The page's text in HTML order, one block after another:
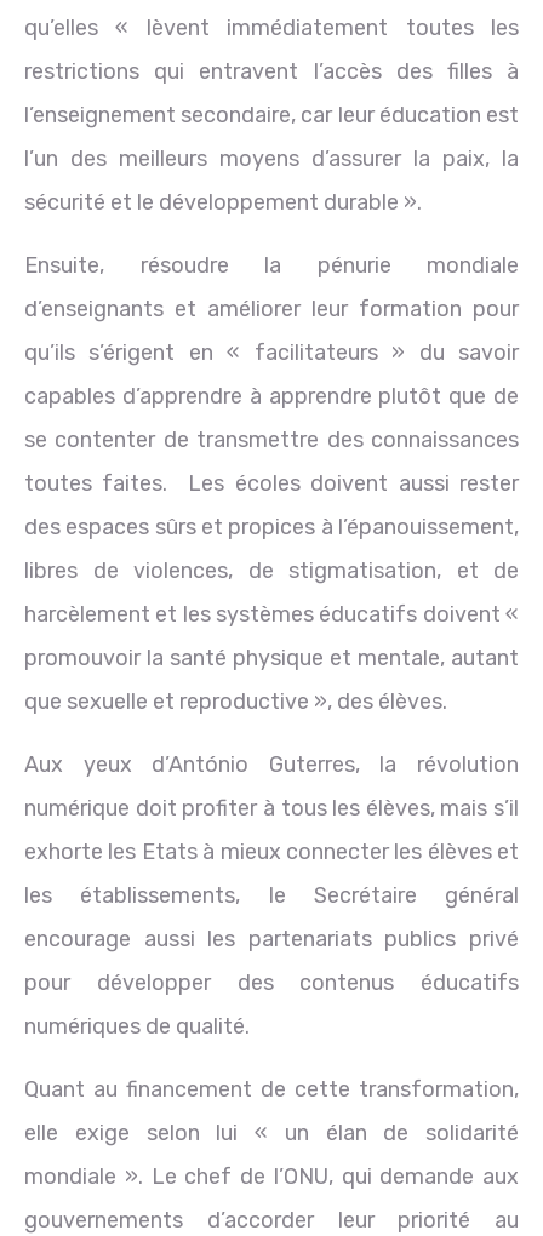
qu’elles « lèvent immédiatement toutes les
restrictions qui entravent l’accès des filles à
l’enseignement secondaire, car leur éducation est
l’un des meilleurs moyens d’assurer la paix, la
sécurité et le développement durable ».
Ensuite, résoudre la pénurie mondiale
d’enseignants et améliorer leur formation pour
qu’ils s’érigent en « facilitateurs » du savoir
capables d’apprendre à apprendre plutôt que de
se contenter de transmettre des connaissances
toutes faites. Les écoles doivent aussi rester
des espaces sûrs et propices à l’épanouissement,
libres de violences, de stigmatisation, et de
harcèlement et les systèmes éducatifs doivent «
promouvoir la santé physique et mentale, autant
que sexuelle et reproductive », des élèves.
Aux yeux d’António Guterres, la révolution
numérique doit profiter à tous les élèves, mais s’il
exhorte les Etats à mieux connecter les élèves et
les établissements, le Secrétaire général
encourage aussi les partenariats publics privé
pour développer des contenus éducatifs
numériques de qualité.
Quant au financement de cette transformation,
elle exige selon lui « un élan de solidarité
mondiale ». Le chef de l’ONU, qui demande aux
gouvernements d’accorder leur priorité au